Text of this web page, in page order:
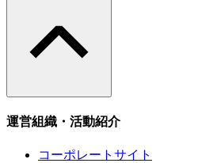
運営組織・活動紹介
コーポレートサイト